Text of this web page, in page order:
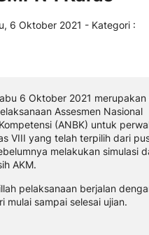
6 Oktober 2021 - Kategori :
6 Oktober 2021 merupakan
Assesmen Nasional
(ANBK) untuk
VIII yang telah terpilih dari
melakukan simulasi
AKM.
pelaksanaan berjalan
mulai sampai selesai ujian.